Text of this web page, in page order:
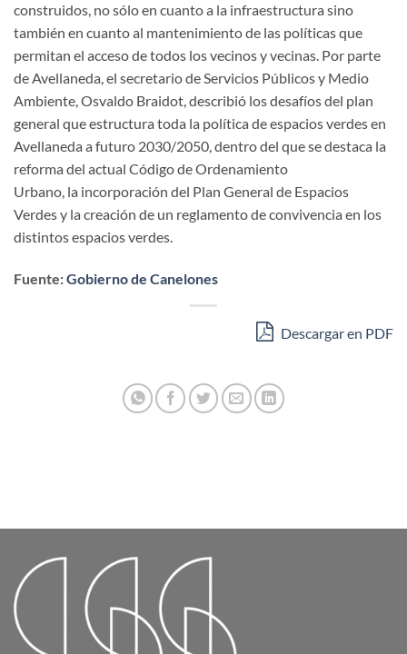
construidos, no sólo en cuanto a la infraestructura sino
también en cuanto al mantenimiento de las políticas que
permitan el acceso de todos los vecinos y vecinas. Por parte
de Avellaneda, el secretario de Servicios Públicos y Medio
Ambiente, Osvaldo Braidot, describió los desafíos del plan
general que estructura toda la política de espacios verdes en
Avellaneda a futuro 2030/2050, dentro del que se destaca la
reforma del actual Código de Ordenamiento
Urbano, la incorporación del Plan General de Espacios
Verdes y la creación de un reglamento de convivencia en los
distintos espacios verdes.
Fuente:Gobierno de Canelones
Descargar en PDF